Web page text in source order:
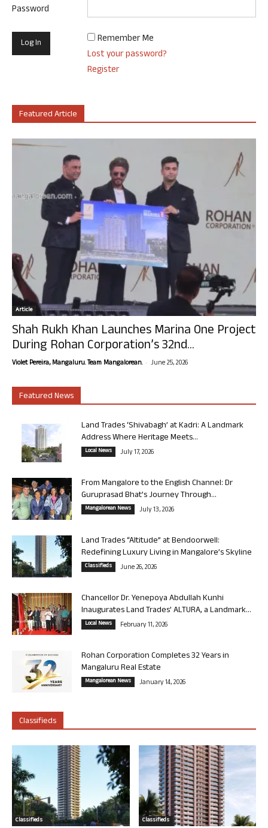
Password
Remember Me
Lost your password?
Register
Featured Article
Article
Shah Rukh Khan Launches Marina One Project
During Rohan Corporation’s 32nd...
Violet Pereira, Mangaluru. Team Mangalorean. - June 25, 2026
Featured News
Land Trades ‘Shivabagh’ at Kadri: A Landmark
Address Where Heritage Meets...
Local News July 17, 2026
From Mangalore to the English Channel: Dr
Guruprasad Bhat’s Journey Through...
Mangalorean News July 13, 2026
Land Trades “Altitude” at Bendoorwell:
Redefining Luxury Living in Mangalore’s Skyline
Classifieds June 26, 2026
Chancellor Dr. Yenepoya Abdullah Kunhi
Inaugurates Land Trades’ ALTURA, a Landmark...
Local News February 11, 2026
Rohan Corporation Completes 32 Years in
Mangaluru Real Estate
Mangalorean News January 14, 2026
Classifieds
Classifieds Classifieds